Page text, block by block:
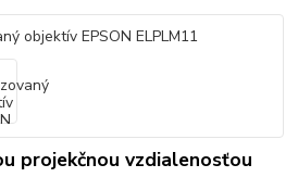
projekčnou vzdialenosťou